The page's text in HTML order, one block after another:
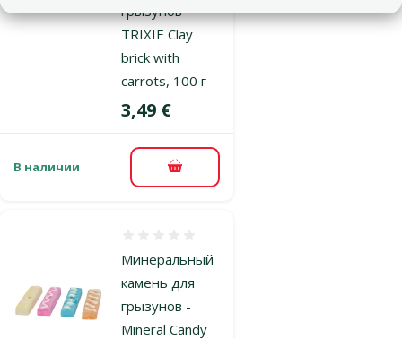
грызунов –
TRIXIE Clay
brick with
carrots, 100 г
Цена
3,49 €
В наличии В корзину
Минеральный
камень для
грызунов -
Mineral Candy